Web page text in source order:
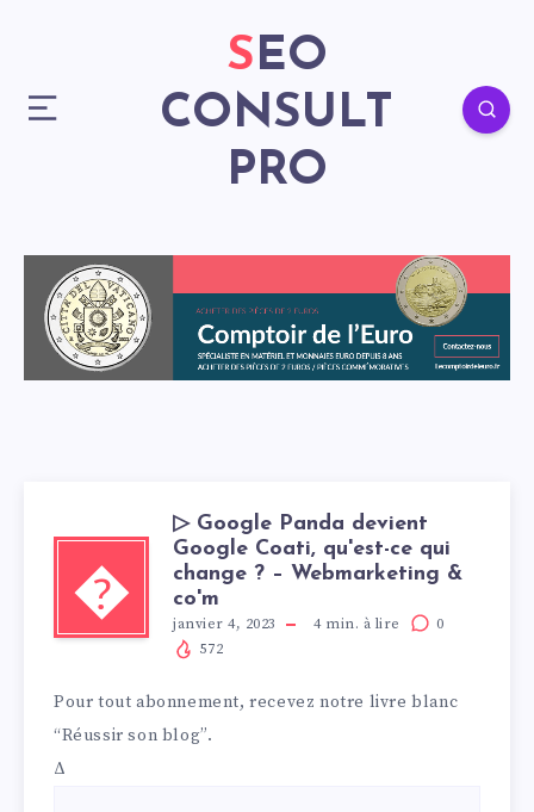
SEO
CONSULT
PRO
�
▷ Google Panda devient
Google Coati, qu'est-ce qui
change ? – Webmarketing &
co'm
janvier 4, 2023 4min. à lire
0
572
Pour tout abonnement, recevez notre livre blanc
“Réussir son blog”.
Δ